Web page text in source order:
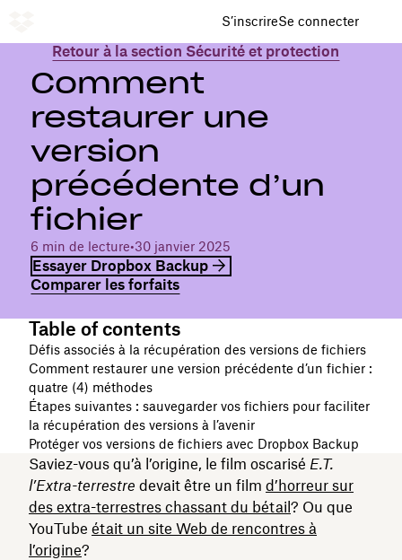
S’inscrireSe connecter
Retour à la section Sécurité et protection
Comment
restaurer une
version
précédente d’un
fichier
6 min de lecture•30 janvier 2025
Essayer Dropbox Backup
Comparer les forfaits
Table of contents
Défis associés à la récupération des versions de fichiers
Comment restaurer une version précédente d’un fichier :
quatre (4) méthodes
Étapes suivantes : sauvegarder vos fichiers pour faciliter
la récupération des versions à l’avenir
Protéger vos versions de fichiers avec Dropbox Backup
Saviez-vous qu’à l’origine, le film oscarisé E.T.
l’Extra-terrestre devait être un film d’horreur sur
des extra-terrestres chassant du bétail? Ou que
YouTube était un site Web de rencontres à
l’origine?